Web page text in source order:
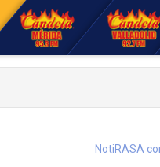
NotiRASA